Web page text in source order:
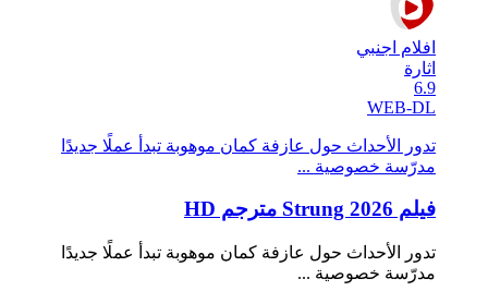
افلام اجنبي
اثارة
6.9
WEB-DL
تدور الأحداث حول عازفة كمان موهوبة تبدأ عملًا جديدًا
مدرّسة خصوصية ...
فيلم Strung 2026 مترجم HD
تدور الأحداث حول عازفة كمان موهوبة تبدأ عملًا جديدًا
مدرّسة خصوصية ...